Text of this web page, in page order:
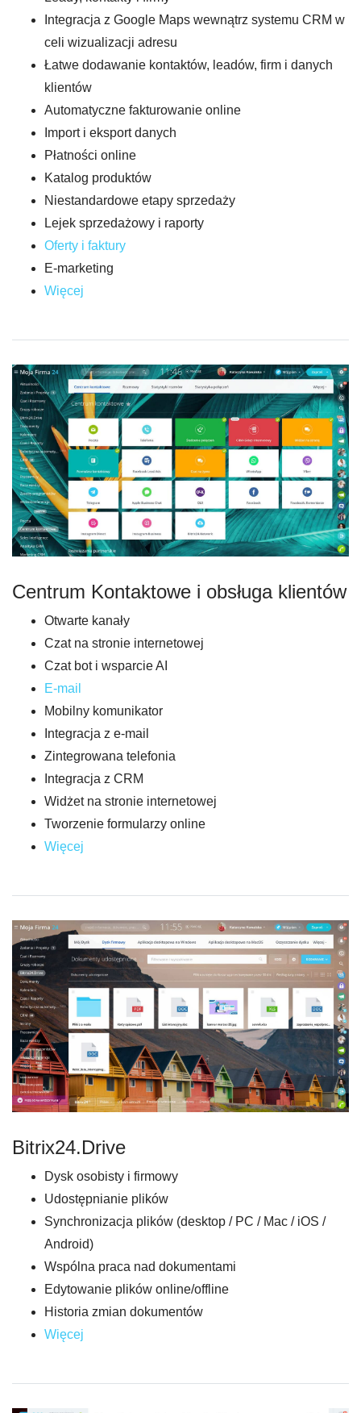
Integracja z Google Maps wewnątrz systemu CRM w
celi wizualizacji adresu
Łatwe dodawanie kontaktów, leadów, firm i danych
klientów
Automatyczne fakturowanie online
Import i eksport danych
Płatności online
Katalog produktów
Niestandardowe etapy sprzedaży
Lejek sprzedażowy i raporty
Oferty i faktury
E-marketing
Więcej
Centrum Kontaktowe i obsługa klientów
Otwarte kanały
Czat na stronie internetowej
Czat bot i wsparcie AI
E-mail
Mobilny komunikator
Integracja z e-mail
Zintegrowana telefonia
Integracja z CRM
Widżet na stronie internetowej
Tworzenie formularzy online
Więcej
Bitrix24.Drive
Dysk osobisty i firmowy
Udostępnianie plików
Synchronizacja plików (desktop / PC / Mac / iOS /
Android)
Wspólna praca nad dokumentami
Edytowanie plików online/offline
Historia zmian dokumentów
Więcej